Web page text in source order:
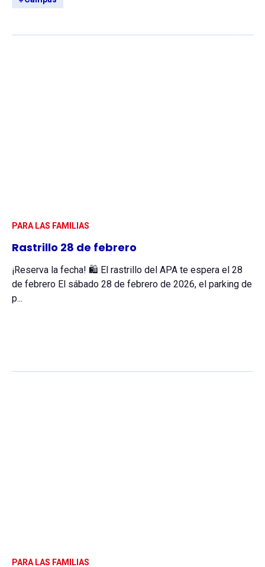
PARA LAS FAMILIAS
Rastrillo 28 de febrero
¡Reserva la fecha! 🛍️ El rastrillo del APA te espera el 28
de febrero El sábado 28 de febrero de 2026, el parking de
p...
PARA LAS FAMILIAS